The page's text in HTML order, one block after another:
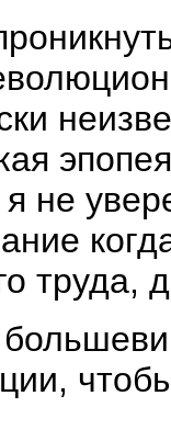
не
труда,